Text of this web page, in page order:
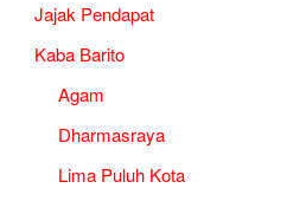
Jajak Pendapat
Kaba Barito
Agam
Dharmasraya
Lima Puluh Kota